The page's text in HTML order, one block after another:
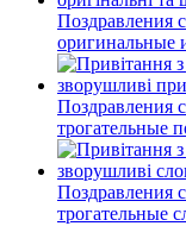
Поздравления
оригинальные
Поздравления
трогательные
Поздравления
трогательные